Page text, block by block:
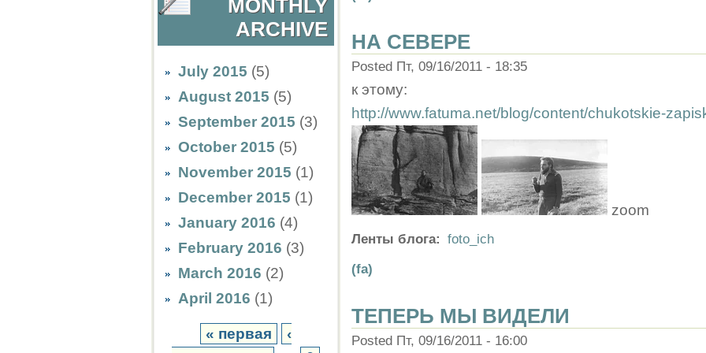
MONTHLY
ARCHIVE
July 2015 (5)
August 2015 (5)
September 2015 (3)
October 2015 (5)
November 2015 (1)
December 2015 (1)
January 2016 (4)
February 2016 (3)
March 2016 (2)
April 2016 (1)
« первая
‹
НА СЕВЕРЕ
Posted Пт, 09/16/2011 - 18:35
к этому:
http://www.fatuma.net/blog/content/chukotskie-
zoom
Ленты блога: foto_ich
(fa)
ТЕПЕРЬ МЫ ВИДЕЛИ
Posted Пт, 09/16/2011 - 16:00